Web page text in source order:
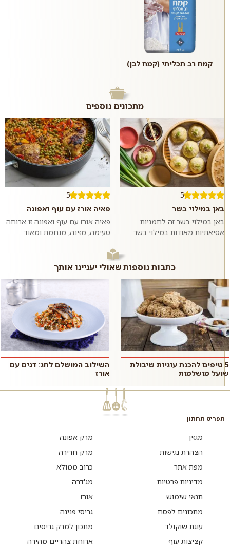
קמח רב תכליתי (קמח לבן)
מתכונים נוספים
5
באן במילוי בשר
באן במילוי בשר זה לחמניות
אסיאתיות מאודות במילוי בשר
אם רוצים,...
5
פאיה אורז עם עוף ואפונה
פאיה אורז עם עוף ואפונה זו ארוחה
טעימה, מזינה, מנחמת ומאוד
סיר אחד ומגישים לארוחת ערב
רגיל...
כתבות נוספות שאולי יעניינו אותך
5 טיפים להכנת עוגיות שיבולת
שועל מושלמות
השילוב המושלם לחג: דגים עם
אורז
תפריט תחתון
מגזין
הצהרת נגישות
מפת אתר
מדיניות פרטיות
תנאי שימוש
מתכונים לפסח
עוגת שוקולד
קציצות עוף
מרק אפונה
מרק חרירה
כרוב ממולא
מג'דרה
אורז
גריסי פנינה
מתכון למרק גריסים
ארוחת צהריים מהירה